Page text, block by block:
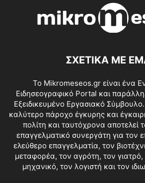
ΣΧΕΤΙΚΑ ΜΕ
Το Mikromeseos.gr είναι ένα
Ειδησεογραφικό Portal και
Εξειδικευμένο Εργασιακό Σύμβουλο.
καλύτερο πάροχο έγκυρης και
πολίτη και ταυτόχρονα αποτελεί
επαγγελματικό συνεργάτη για τον
ελεύθερο επαγγελματία, τον
μεταφορέα, τον αγρότη, τον γιατρό,
μηχανικό, τον λογιστή και τον